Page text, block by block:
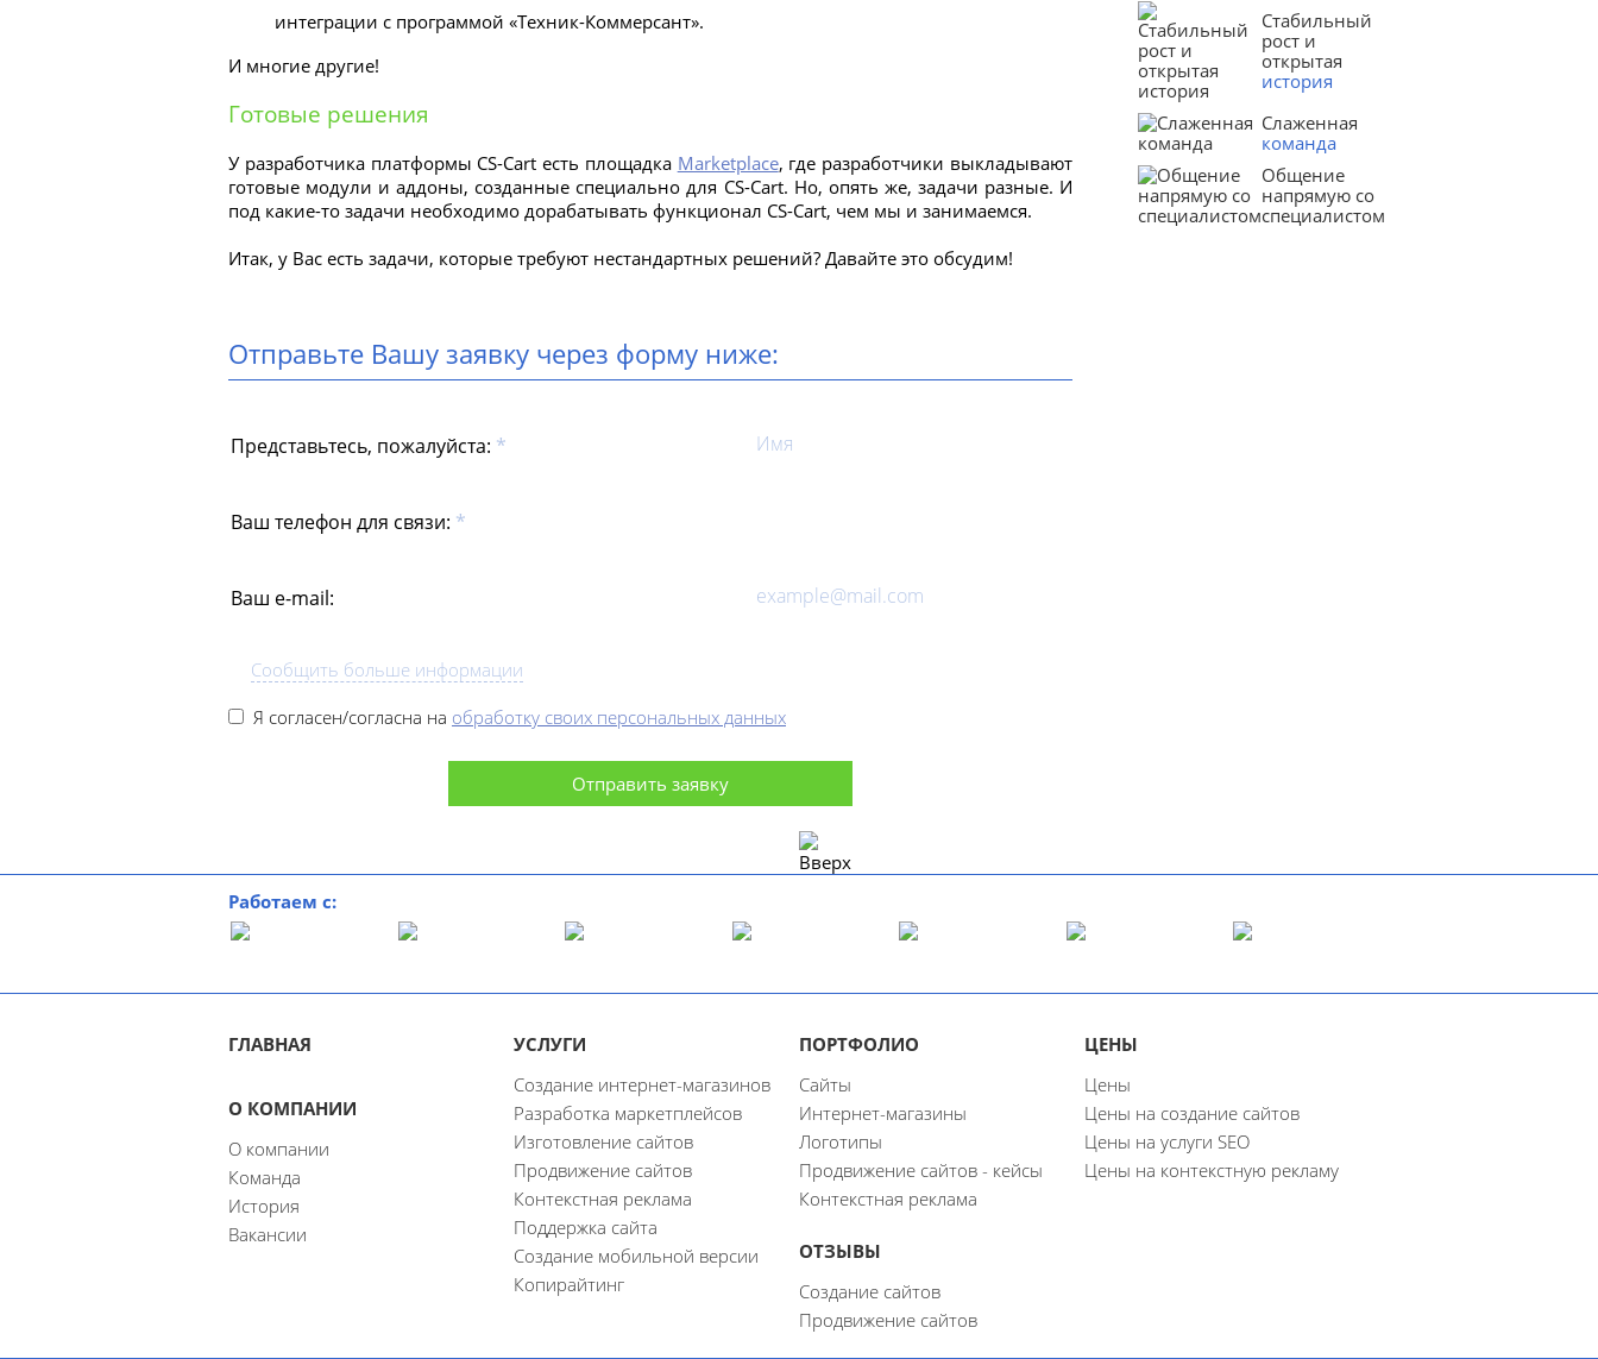
Стабильный
рост и
открытая
история
Слаженная
команда
Общение
напрямую со
специалистом
интеграции с программой «Техник-Коммерсант».
И многие другие!
Готовые решения
У разработчика платформы CS-Cart есть площадка Marketplace, где разработчики выкладывают
готовые модули и аддоны, созданные специально для CS-Cart. Но, опять же, задачи разные. И
под какие-то задачи необходимо дорабатывать функционал CS-Cart, чем мы и занимаемся.
Итак, у Вас есть задачи, которые требуют нестандартных решений? Давайте это обсудим!
Отправьте Вашу заявку через форму ниже:
Представьтесь, пожалуйста: *
Ваш телефон для связи: *
Ваш e-mail:
Сообщить больше информации
Я согласен/согласна на обработку своих персональных данных
Работаем с:
ГЛАВНАЯ
О КОМПАНИИ
О компании
Команда
История
Вакансии
УСЛУГИ
Создание интернет-магазинов
Разработка маркетплейсов
Изготовление сайтов
Продвижение сайтов
Контекстная реклама
Поддержка сайта
Создание мобильной версии
Копирайтинг
ПОРТФОЛИО
Сайты
Интернет-магазины
Логотипы
Продвижение сайтов - кейсы
Контекстная реклама
ОТЗЫВЫ
Создание сайтов
Продвижение сайтов
ЦЕНЫ
Цены
Цены на создание сайтов
Цены на услуги SEO
Цены на контекстную рекламу